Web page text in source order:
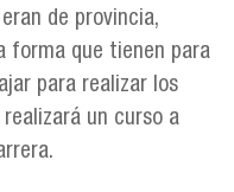
de provincia,
forma que tienen para
para realizar los
un curso a